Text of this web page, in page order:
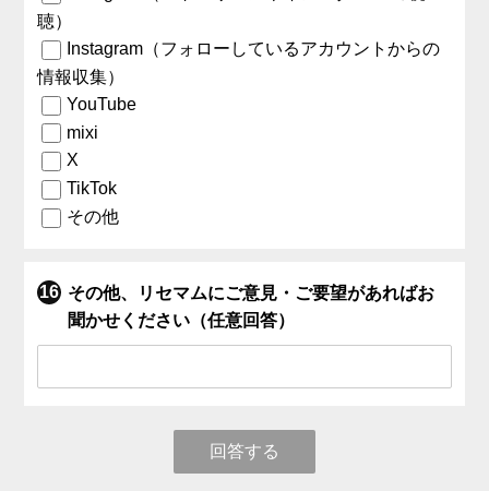
聴）
Instagram（フォローしているアカウントからの
情報収集）
YouTube
mixi
X
TikTok
その他
その他、リセマムにご意見・ご要望があればお
聞かせください（任意回答）
回答する